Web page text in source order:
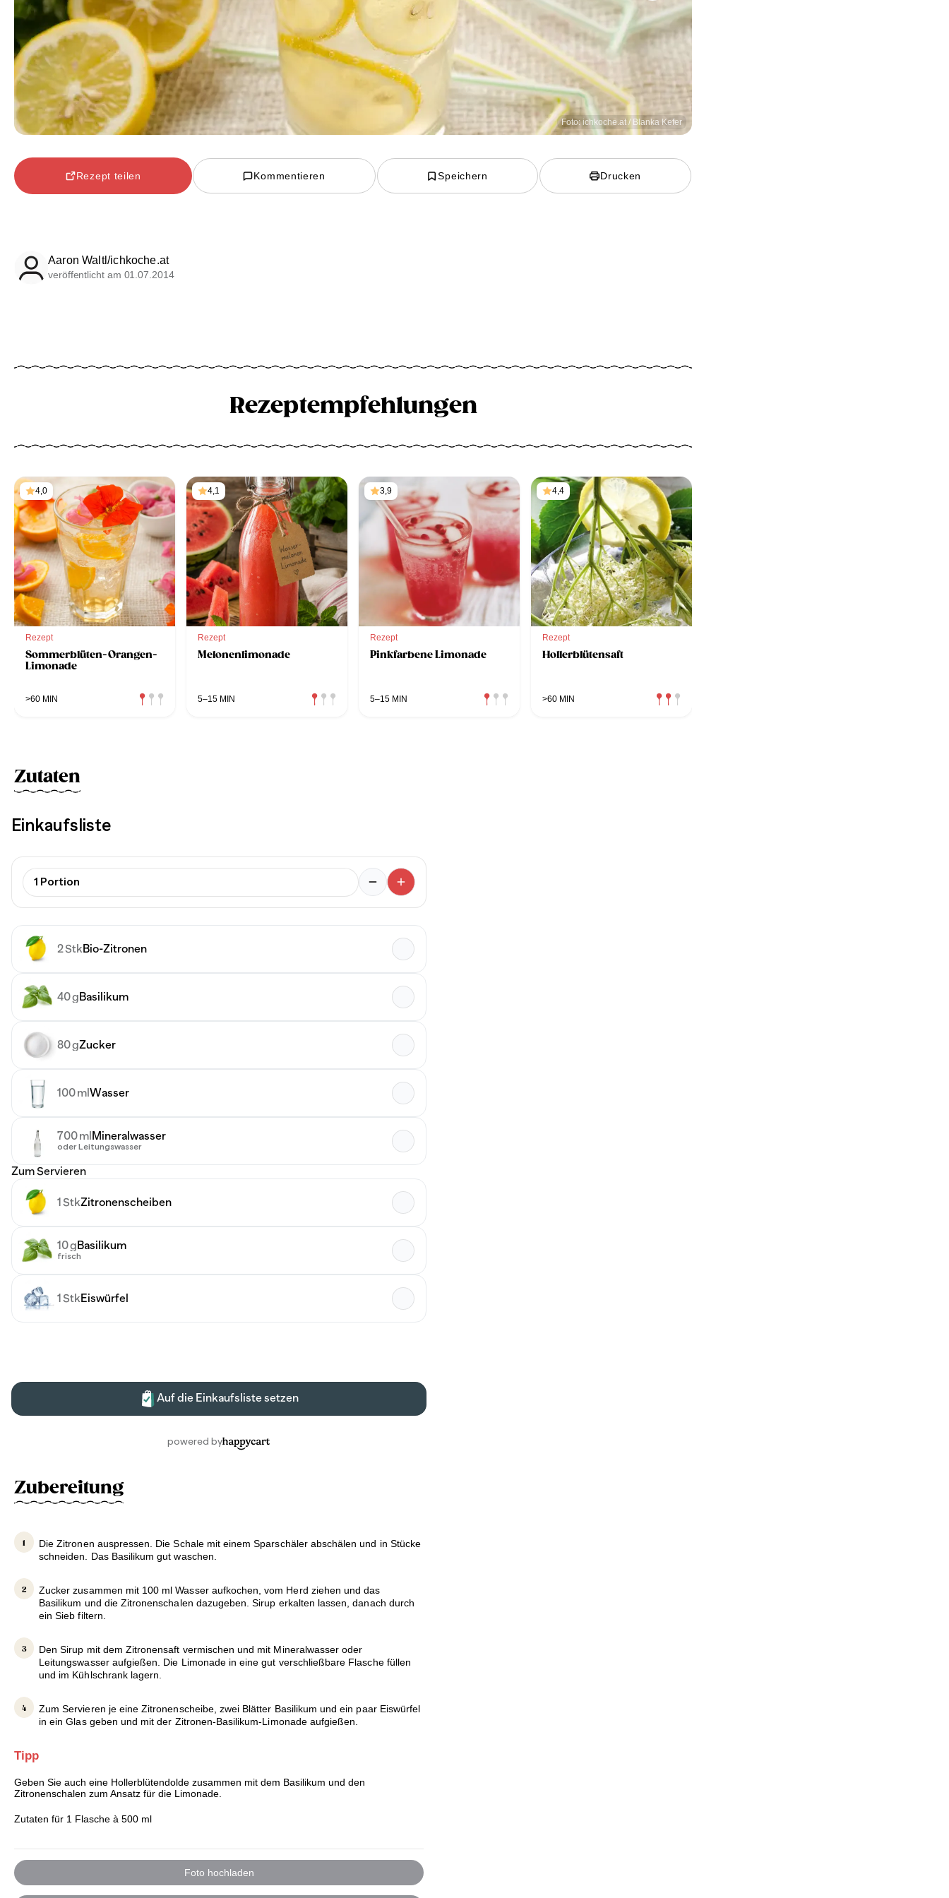
Foto: ichkoche.at / Blanka Kefer
Rezept teilen Kommentieren Speichern Drucken
Aaron Waltl/ichkoche.at
veröffentlicht am 01.07.2014
Rezeptempfehlungen
4,0
Rezept
Sommerblüten-Orangen-
Limonade
>60 MIN
4,1
Rezept
Melonenlimonade
5–15 MIN
3,9
Rezept
Pinkfarbene Limonade
5–15 MIN
4,4
Rezept
Hollerblütensaft
>60 MIN
Zutaten
Zubereitung
Die Zitronen auspressen. Die Schale mit einem Sparschäler abschälen und in Stücke
schneiden. Das Basilikum gut waschen.
Zucker zusammen mit 100 ml Wasser aufkochen, vom Herd ziehen und das
Basilikum und die Zitronenschalen dazugeben. Sirup erkalten lassen, danach durch
ein Sieb filtern.
Den Sirup mit dem Zitronensaft vermischen und mit Mineralwasser oder
Leitungswasser aufgießen. Die Limonade in eine gut verschließbare Flasche füllen
und im Kühlschrank lagern.
Zum Servieren je eine Zitronenscheibe, zwei Blätter Basilikum und ein paar Eiswürfel
in ein Glas geben und mit der Zitronen-Basilikum-Limonade aufgießen.
Tipp
Geben Sie auch eine Hollerblütendolde zusammen mit dem Basilikum und den
Zitronenschalen zum Ansatz für die Limonade.
Zutaten für 1 Flasche à 500 ml
Foto hochladen